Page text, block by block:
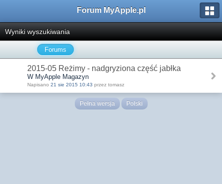
Forum MyApple.pl
Wyniki wyszukiwania
Forums
2015-05 Reżimy - nadgryziona część jabłka
W MyApple Magazyn
Napisano 21 sie 2015 10:43 przez tomasz
Pełna wersja Polski